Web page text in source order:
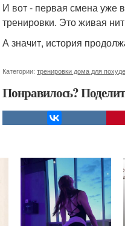
И вот - первая смена уже
тренировки. Это живая
А значит, история
Категории: тренировки дома для
Понравилось?